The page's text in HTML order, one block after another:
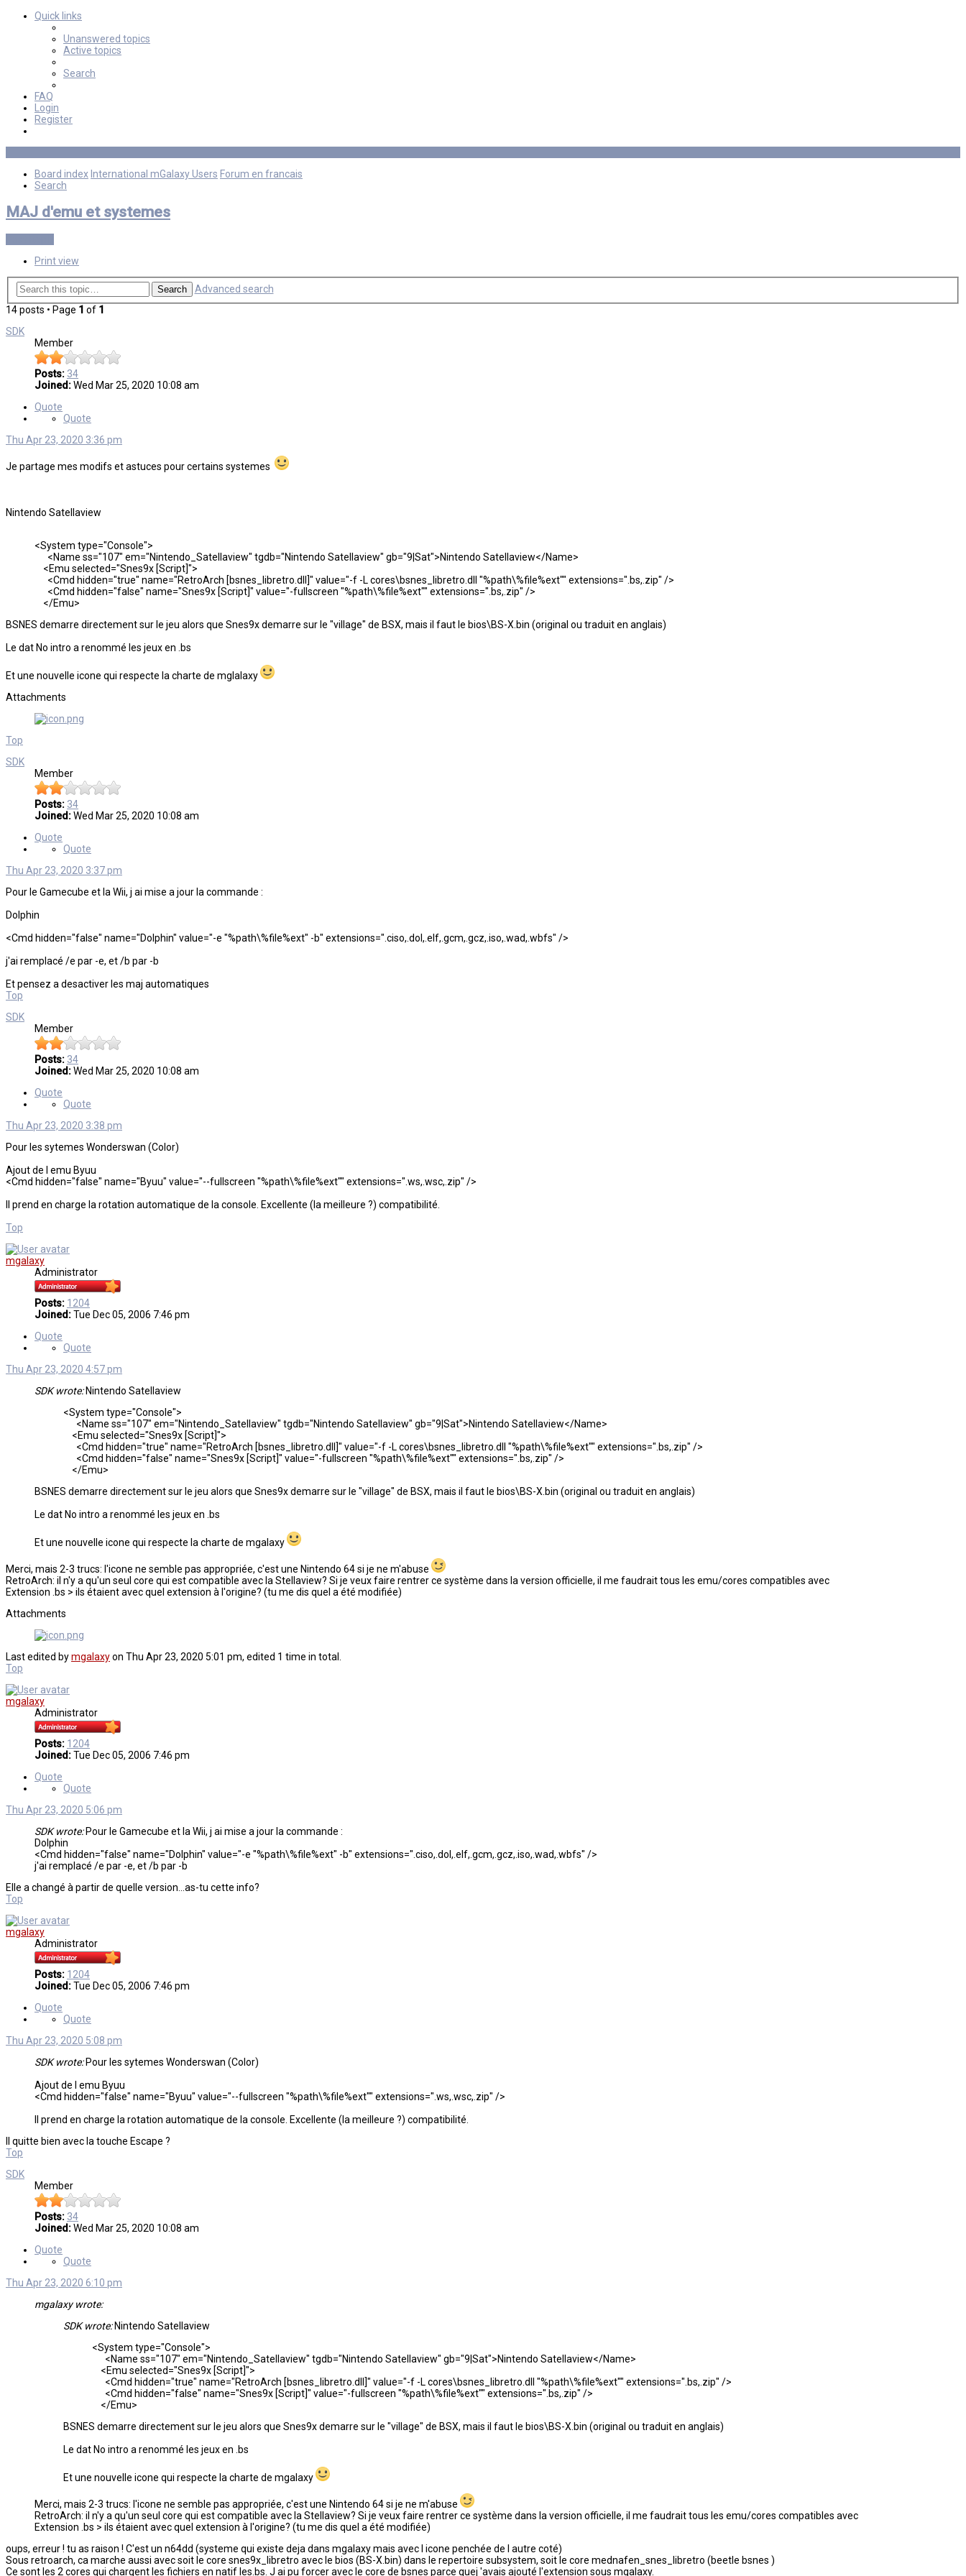
Quick links
Unanswered topics
Active topics
Search
FAQ
Login
Register
Board index International mGalaxy Users Forum en francais
Search
MAJ d'emu et systemes
Print view
Search
Advanced search
14 posts • Page 1 of 1
SDK
Member
Posts: 34
Joined:Wed Mar 25, 2020 10:08 am
Quote
Quote
Thu Apr 23, 2020 3:36 pm
Je partage mes modifs et astuces pour certains systemes
Nintendo Satellaview
<System type="Console">
<Name ss="107" em="Nintendo_Satellaview" tgdb="Nintendo Satellaview" gb="9|Sat">Nintendo Satellaview</Name>
<Emu selected="Snes9x [Script]">
<Cmd hidden="true" name="RetroArch [bsnes_libretro.dll]" value="-f -L cores\bsnes_libretro.dll "%path\%file%ext"" extensions=".bs,.zip" />
<Cmd hidden="false" name="Snes9x [Script]" value="-fullscreen "%path\%file%ext"" extensions=".bs,.zip" />
</Emu>
BSNES demarre directement sur le jeu alors que Snes9x demarre sur le "village" de BSX, mais il faut le bios\BS-X.bin (original ou traduit en anglais)
Le dat No intro a renommé les jeux en .bs
Et une nouvelle icone qui respecte la charte de mglalaxy
Attachments
Top
SDK
Member
Posts: 34
Joined:Wed Mar 25, 2020 10:08 am
Quote
Quote
Thu Apr 23, 2020 3:37 pm
Pour le Gamecube et la Wii, j ai mise a jour la commande :
Dolphin
<Cmd hidden="false" name="Dolphin" value="-e "%path\%file%ext" -b" extensions=".ciso,.dol,.elf,.gcm,.gcz,.iso,.wad,.wbfs" />
j'ai remplacé /e par -e, et /b par -b
Et pensez a desactiver les maj automatiques
Top
SDK
Member
Posts: 34
Joined:Wed Mar 25, 2020 10:08 am
Quote
Quote
Thu Apr 23, 2020 3:38 pm
Pour les sytemes Wonderswan (Color)
Ajout de l emu Byuu
<Cmd hidden="false" name="Byuu" value="--fullscreen "%path\%file%ext"" extensions=".ws,.wsc,.zip" />
Il prend en charge la rotation automatique de la console. Excellente (la meilleure ?) compatibilité.
Top
mgalaxy
Administrator
Posts: 1204
Joined:Tue Dec 05, 2006 7:46 pm
Quote
Quote
Thu Apr 23, 2020 4:57 pm
SDK wrote:Nintendo Satellaview
<System type="Console">
<Name ss="107" em="Nintendo_Satellaview" tgdb="Nintendo Satellaview" gb="9|Sat">Nintendo Satellaview</Name>
<Emu selected="Snes9x [Script]">
<Cmd hidden="true" name="RetroArch [bsnes_libretro.dll]" value="-f -L cores\bsnes_libretro.dll "%path\%file%ext"" extensions=".bs,.zip" />
<Cmd hidden="false" name="Snes9x [Script]" value="-fullscreen "%path\%file%ext"" extensions=".bs,.zip" />
</Emu>
BSNES demarre directement sur le jeu alors que Snes9x demarre sur le "village" de BSX, mais il faut le bios\BS-X.bin (original ou traduit en anglais)
Le dat No intro a renommé les jeux en .bs
Et une nouvelle icone qui respecte la charte de mgalaxy
Merci, mais 2-3 trucs: l'icone ne semble pas appropriée, c'est une Nintendo 64 si je ne m'abuse
RetroArch: il n'y a qu'un seul core qui est compatible avec la Stellaview? Si je veux faire rentrer ce système dans la version officielle, il me faudrait tous les emu/cores compatibles avec
Extension .bs > ils étaient avec quel extension à l'origine? (tu me dis quel a été modifiée)
Attachments
Last edited bymgalaxyon Thu Apr 23, 2020 5:01 pm, edited 1 time in total.
Top
mgalaxy
Administrator
Posts: 1204
Joined:Tue Dec 05, 2006 7:46 pm
Quote
Quote
Thu Apr 23, 2020 5:06 pm
SDK wrote:Pour le Gamecube et la Wii, j ai mise a jour la commande :
Dolphin
<Cmd hidden="false" name="Dolphin" value="-e "%path\%file%ext" -b" extensions=".ciso,.dol,.elf,.gcm,.gcz,.iso,.wad,.wbfs" />
j'ai remplacé /e par -e, et /b par -b
Elle a changé à partir de quelle version...as-tu cette info?
Top
mgalaxy
Administrator
Posts: 1204
Joined:Tue Dec 05, 2006 7:46 pm
Quote
Quote
Thu Apr 23, 2020 5:08 pm
SDK wrote:Pour les sytemes Wonderswan (Color)
Ajout de l emu Byuu
<Cmd hidden="false" name="Byuu" value="--fullscreen "%path\%file%ext"" extensions=".ws,.wsc,.zip" />
Il prend en charge la rotation automatique de la console. Excellente (la meilleure ?) compatibilité.
Il quitte bien avec la touche Escape ?
Top
SDK
Member
Posts: 34
Joined:Wed Mar 25, 2020 10:08 am
Quote
Quote
Thu Apr 23, 2020 6:10 pm
mgalaxy wrote:
SDK wrote:Nintendo Satellaview
<System type="Console">
<Name ss="107" em="Nintendo_Satellaview" tgdb="Nintendo Satellaview" gb="9|Sat">Nintendo Satellaview</Name>
<Emu selected="Snes9x [Script]">
<Cmd hidden="true" name="RetroArch [bsnes_libretro.dll]" value="-f -L cores\bsnes_libretro.dll "%path\%file%ext"" extensions=".bs,.zip" />
<Cmd hidden="false" name="Snes9x [Script]" value="-fullscreen "%path\%file%ext"" extensions=".bs,.zip" />
</Emu>
BSNES demarre directement sur le jeu alors que Snes9x demarre sur le "village" de BSX, mais il faut le bios\BS-X.bin (original ou traduit en anglais)
Le dat No intro a renommé les jeux en .bs
Et une nouvelle icone qui respecte la charte de mgalaxy
Merci, mais 2-3 trucs: l'icone ne semble pas appropriée, c'est une Nintendo 64 si je ne m'abuse
RetroArch: il n'y a qu'un seul core qui est compatible avec la Stellaview? Si je veux faire rentrer ce système dans la version officielle, il me faudrait tous les emu/cores compatibles avec
Extension .bs > ils étaient avec quel extension à l'origine? (tu me dis quel a été modifiée)
oups, erreur ! tu as raison ! C'est un n64dd (systeme qui existe deja dans mgalaxy mais avec l icone penchée de l autre coté)
Sous retroarch, ca marche aussi avec soit le core snes9x_libretro avec le bios (BS-X.bin) dans le repertoire subsystem, soit le core mednafen_snes_libretro (beetle bsnes )
Ce sont les 2 cores qui chargent les fichiers en natif les.bs. J ai pu forcer avec le core de bsnes parce quej 'avais ajouté l'extension sous mgalaxy.